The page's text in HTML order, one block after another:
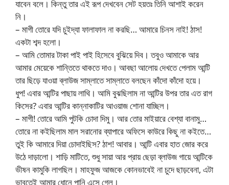
যাবেন বলে। কিন্তু তার এই রূপ দেখবেন সেট হয়তঃ তিনি আশাই করেন
নি।
– মাগী তোরে যদি চুইদ্যা ফালাফাল না করছি… আমারে চিনস নাই! ঠাস!
একটা শব্দ হলো।
– আমি তোমার টাকা পাই পাই হিসেবে বুঝিয়ে দিব। তবুও আমাকে আর
আমার মেয়েকে শান্তিতে থাকতে দাও। আবছা আলোয় দেখতে পেলাম আন্টি
তার ছিড়ে যাওয়া ব্লাউজ সাম্লাতে সাম্লাতে বলছেন কাঁদো কাঁদো হয়ে।
ধুপ! এবার আন্টির পাছায় লাথি। আমি বুঝছিলাম না আন্টির উপর তার এত রাগ
কিসের? এবার আন্টির কান্নাকাটির আওয়াজ শোনা যাচ্ছিল।
– মাগী! তোরে আমি পুটকি চোদা দিমু। আর তোর মাইয়ারে বেশ্যা বানামু…
তোরে না কইছিলাম মাল সরানোর ব্যাপারে অফিসে কাউরে কিছু না কইতে…
তুই কি আমারে দিয়া চোদাইছিস? ঠাশ! আবার। আন্টি এবার হাত জোর করে
উঠে দাড়ালো। শাড়ি মাটিতে, শুধু সায়া আর প্রায় ছেড়া ব্লাউজ গায়ে আন্টিকে
ভীষন কামুকি লাগছিল। মাহফুজ আজকে কোনভাবেই না চুদে ছাড়বেনা, এটা
ভাবতেই আমার ধোনে পানি এসে গেল।